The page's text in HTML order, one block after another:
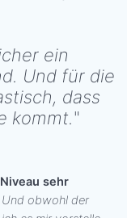
ein
Und für die
dass
kommt."
Niveau sehr
Und obwohl der